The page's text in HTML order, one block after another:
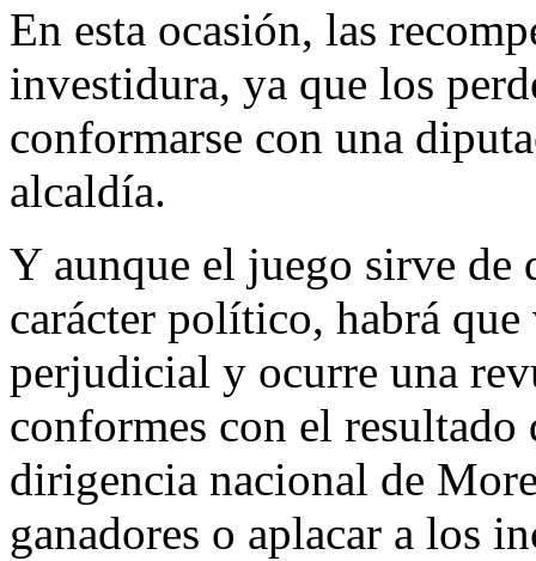
En esta ocasión, las
investidura, ya que los
conformarse con una
alcaldía.
Y aunque el juego sirve de
carácter político, habrá
perjudicial y ocurre una
conformes con el resultado
dirigencia nacional de
ganadores o aplacar a los